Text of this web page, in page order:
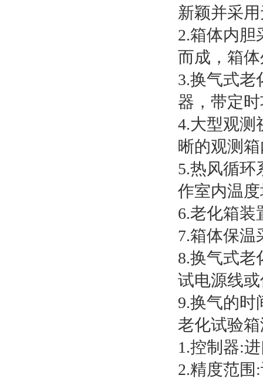
新颖并采
2.箱体内胆
而成，箱
3.换气式老
器，带定
4.大型观测
晰的观测
5.热风循环
作室内温
6.老化箱装
7.箱体保温
8.换气式老
试电源线
9.换气的时
老化试验
1.控制器:
2.精度范